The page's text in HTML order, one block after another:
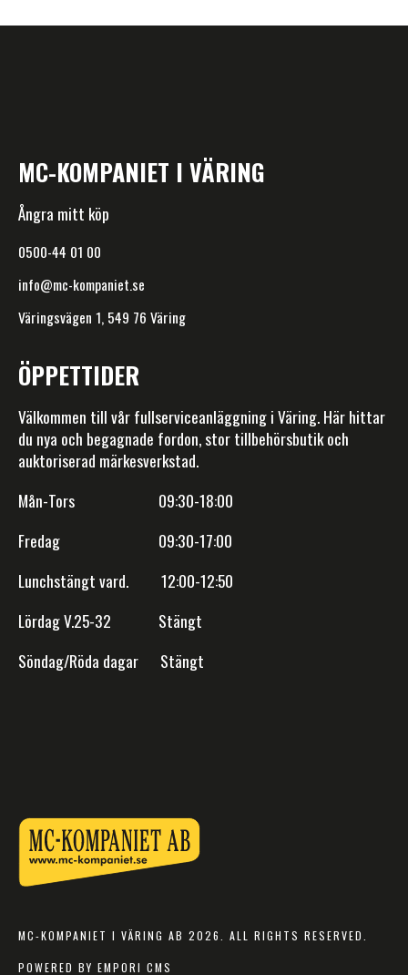
MC-KOMPANIET I VÄRING
Ångra mitt köp
0500-44 01 00
info@mc-kompaniet.se
Väringsvägen 1, 549 76 Väring
ÖPPETTIDER
Välkommen till vår fullserviceanläggning i Väring. Här hittar
du nya och begagnade fordon, stor tillbehörsbutik och
auktoriserad märkesverkstad.
Mån-Tors 09:30-18:00
Fredag 09:30-17:00
Lunchstängt vard. 12:00-12:50
Lördag V.25-32 Stängt
Söndag/Röda dagar Stängt
MC-KOMPANIET I VÄRING AB 2026. ALL RIGHTS RESERVED.
POWERED BY EMPORI CMS